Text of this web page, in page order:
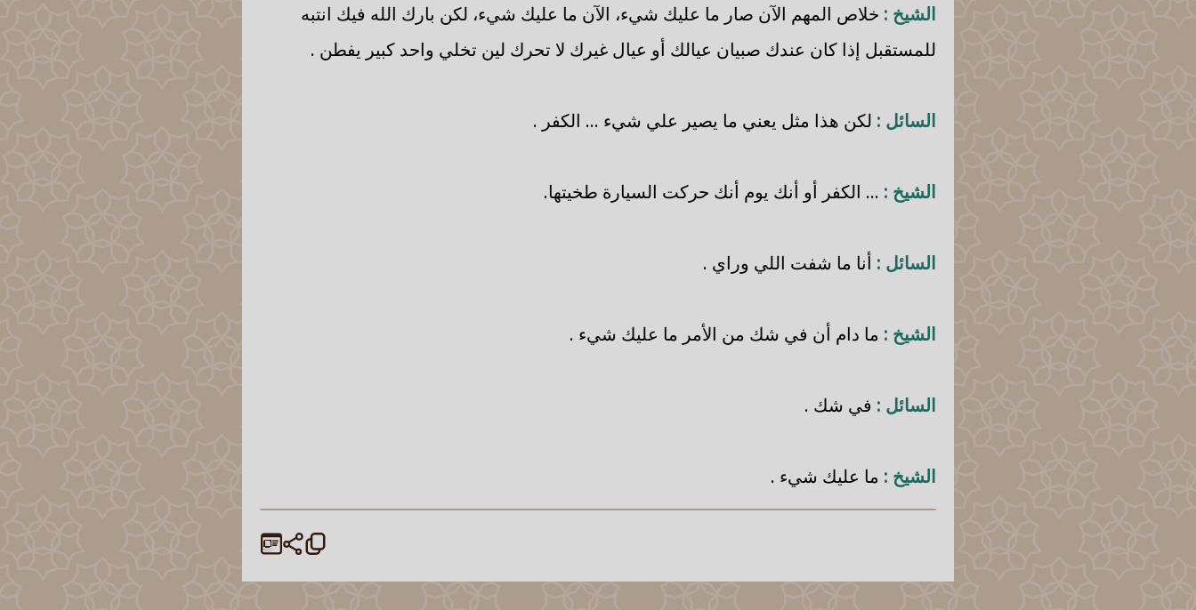
الشيخ : خلاص المهم الآن صار ما عليك شيء، الآن ما عليك شيء، لكن بارك الله فيك انتبه
للمستقبل إذا كان عندك صبيان عيالك أو عيال غيرك لا تحرك لين تخلي واحد كبير يفطن .
السائل : لكن هذا مثل يعني ما يصير علي شيء ... الكفر .
الشيخ : ... الكفر أو أنك يوم أنك حركت السيارة طخيتها.
السائل : أنا ما شفت اللي وراي .
الشيخ : ما دام أن في شك من الأمر ما عليك شيء .
السائل : في شك .
الشيخ : ما عليك شيء .